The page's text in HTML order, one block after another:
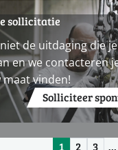
sollicitatie
niet de uitdaging die
en we contacteren
maat vinden!
Solliciteer
1 2 3 …